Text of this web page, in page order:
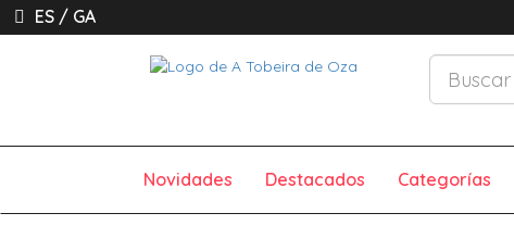
ES / GA
Novidades Destacados Categorías